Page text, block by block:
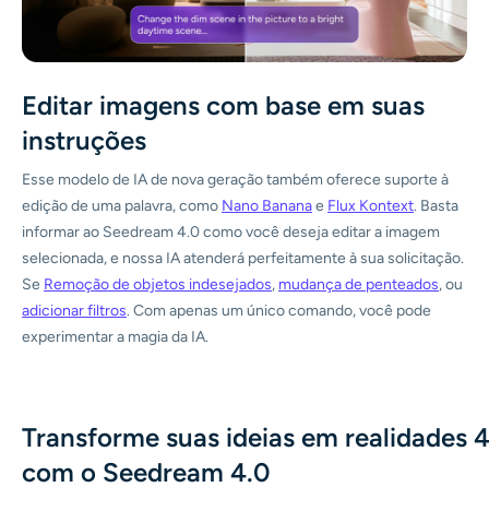
Editar imagens com base em suas
instruções
Esse modelo de IA de nova geração também oferece suporte à
edição de uma palavra, como Nano Bananae Flux Kontext. Basta
informar ao Seedream 4.0 como você deseja editar a imagem
selecionada, e nossa IA atenderá perfeitamente à sua solicitação.
Se Remoção de objetos indesejados, mudança de penteados, ou
adicionar filtros. Com apenas um único comando, você pode
experimentar a magia da IA.
Transforme suas ideias em realidades
com o Seedream 4.0